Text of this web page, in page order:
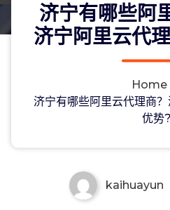
济宁有哪些阿
济宁阿里云代
Home
济宁有哪些阿里云代理商
优势?
济宁有哪些阿里云
代理哪家有优势?
kaihuayun